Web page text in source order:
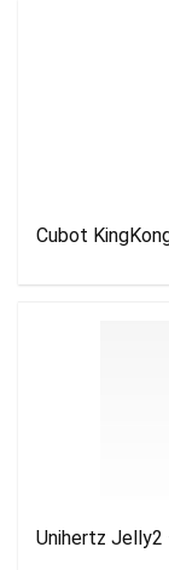
Cubot
Unihertz Jelly2